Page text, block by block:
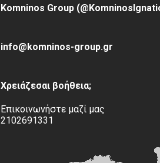
Komninos Group
info@komninos-group.gr
Χρειάζεσαι βοήθεια;
Επικοινωνήστε μαζί μας
2102691331